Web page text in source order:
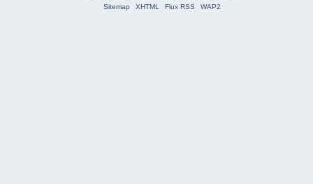
Sitemap
XHTML Flux RSS WAP2